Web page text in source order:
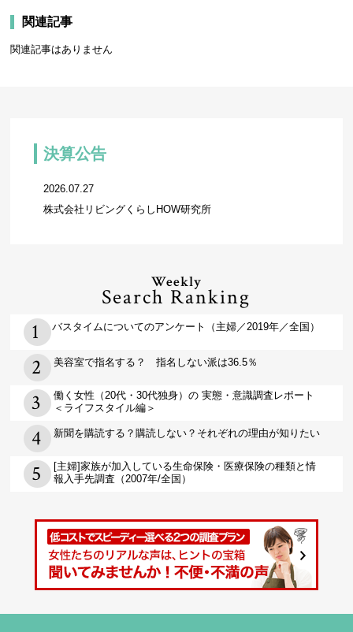
関連記事
関連記事はありません
決算公告
2026.07.27
株式会社リビングくらしHOW研究所
Weekly
Search Ranking
バスタイムについてのアンケート（主婦／2019年／全国）
美容室で指名する？ 指名しない派は36.5％
働く女性（20代・30代独身）の 実態・意識調査レポート
＜ライフスタイル編＞
新聞を購読する？購読しない？それぞれの理由が知りたい
[主婦]家族が加入している生命保険・医療保険の種類と情
報入手先調査（2007年/全国）